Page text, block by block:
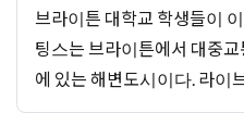
브라이튼 대학교 학생들이
팅스는 브라이튼에서 대중
에 있는 해변도시이다. 라이